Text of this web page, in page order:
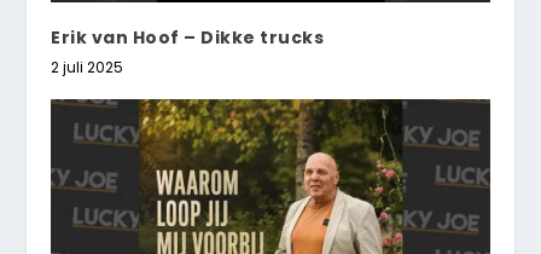
Erik van Hoof – Dikke trucks
2 juli 2025